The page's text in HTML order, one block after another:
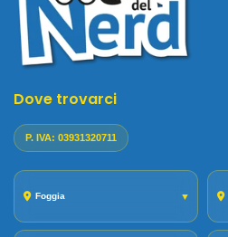
Dove trovarci
P. IVA: 03931320711
Foggia ▼